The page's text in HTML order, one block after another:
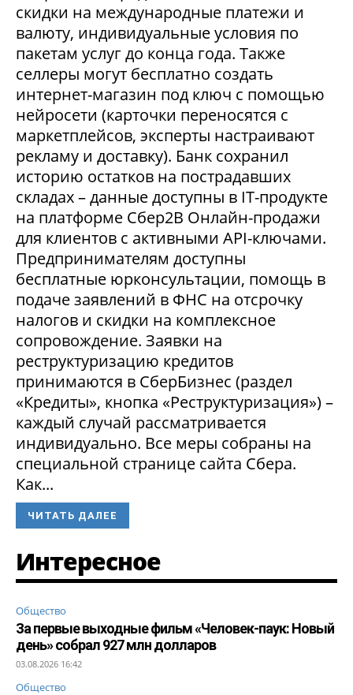
скидки на международные платежи и
валюту, индивидуальные условия по
пакетам услуг до конца года. Также
селлеры могут бесплатно создать
интернет-магазин под ключ с помощью
нейросети (карточки переносятся с
маркетплейсов, эксперты настраивают
рекламу и доставку). Банк сохранил
историю остатков на пострадавших
складах – данные доступны в IT-продукте
на платформе Сбер2В Онлайн-продажи
для клиентов с активными API-ключами.
Предпринимателям доступны
бесплатные юрконсультации, помощь в
подаче заявлений в ФНС на отсрочку
налогов и скидки на комплексное
сопровождение. Заявки на
реструктуризацию кредитов
принимаются в СберБизнес (раздел
«Кредиты», кнопка «Реструктуризация») –
каждый случай рассматривается
индивидуально. Все меры собраны на
специальной странице сайта Сбера.
Как...
ЧИТАТЬ ДАЛЕЕ
Интересное
Общество
За первые выходные фильм «Человек-паук: Новый
день» собрал 927 млн долларов
03.08.2026 16:42
Общество